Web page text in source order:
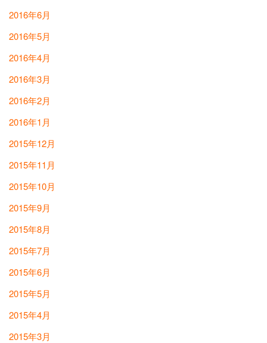
2016年6月
2016年5月
2016年4月
2016年3月
2016年2月
2016年1月
2015年12月
2015年11月
2015年10月
2015年9月
2015年8月
2015年7月
2015年6月
2015年5月
2015年4月
2015年3月